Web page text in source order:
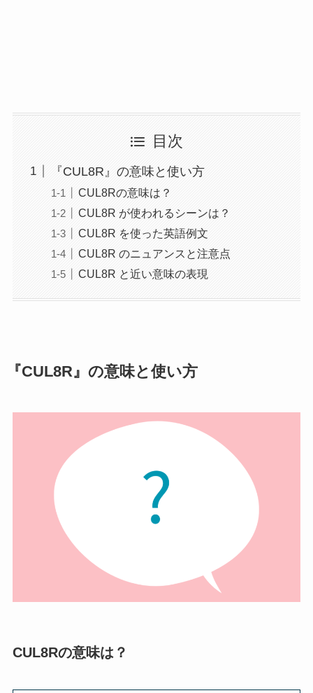
目次
『CUL8R』の意味と使い方
CUL8Rの意味は？
CUL8R が使われるシーンは？
CUL8R を使った英語例文
CUL8R のニュアンスと注意点
CUL8R と近い意味の表現
『CUL8R』の意味と使い方
CUL8Rの意味は？